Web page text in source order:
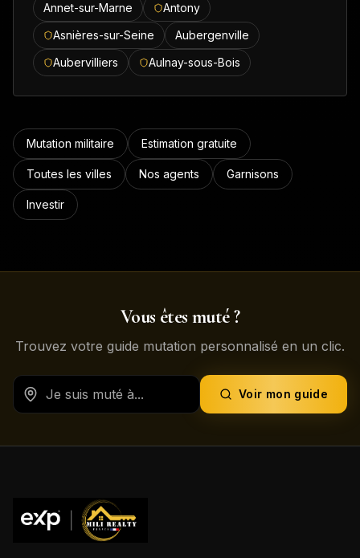
Annet-sur-Marne
Antony
Asnières-sur-Seine
Aubergenville
Aubervilliers
Aulnay-sous-Bois
Mutation militaire Estimation gratuite
Toutes les villes Nos agents Garnisons
Investir
Vous êtes muté ?
Trouvez votre guide mutation personnalisé en un clic.
Voir mon guide